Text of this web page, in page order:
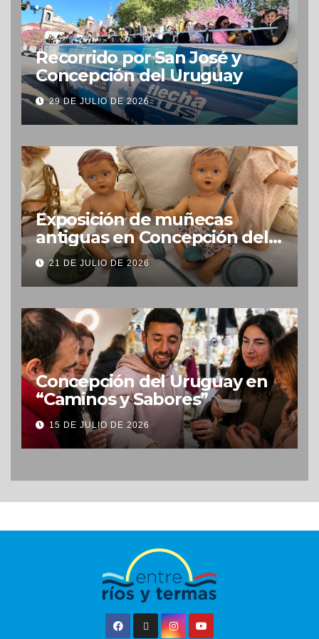
Recorrido por San José y
Concepción del Uruguay
29 DE JULIO DE 2026
Exposición de muñecas
antiguas en Concepción del
Uruguay
21 DE JULIO DE 2026
Concepción del Uruguay en
“Caminos y Sabores”
15 DE JULIO DE 2026